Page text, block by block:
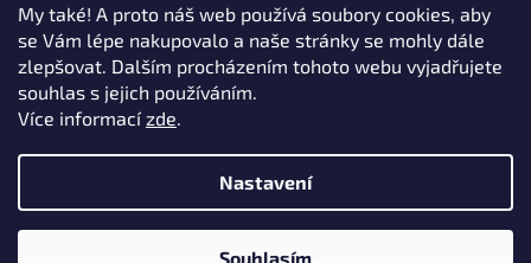
My také! A proto náš web používá soubory cookies, aby
se Vám lépe nakupovalo a naše stránky se mohly dále
zlepšovat. Dalším procházením tohoto webu vyjadřujete
souhlas s jejich používáním.
Více informacízde.
Nastavení
Souhlasím